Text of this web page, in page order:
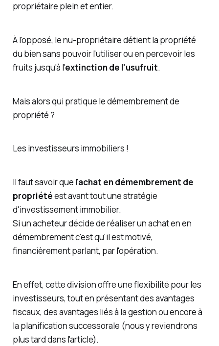
propriétaire plein et entier.
À l'opposé, le nu-propriétaire détient la propriété
du bien sans pouvoir l'utiliser ou en percevoir les
fruits jusqu'à l'extinction de l'usufruit.
Mais alors qui pratique le démembrement de
propriété ?
Les investisseurs immobiliers !
Il faut savoir que l'achat en démembrement de
propriétéest avant tout une stratégie
d'investissement immobilier.
Si un acheteur décide de réaliser un achat en en
démembrement c'est qu'il est motivé,
financièrement parlant, par l'opération.
En effet, cette division offre une flexibilité pour les
investisseurs, tout en présentant des avantages
fiscaux, des avantages liés à la gestion ou encore à
la planification successorale (nous y reviendrons
plus tard dans l'article).